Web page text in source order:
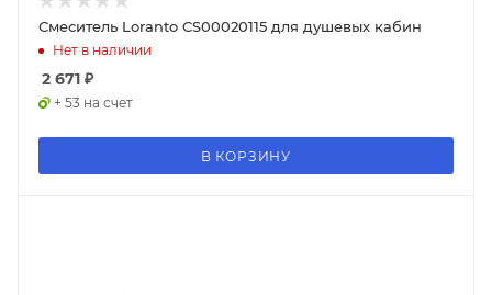
Смеситель Loranto CS00020115 для душевых кабин
Нет в наличии
2 671 ₽
+ 53 на счет
В КОРЗИНУ